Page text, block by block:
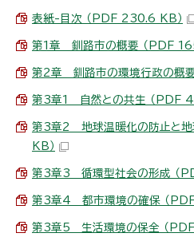
表紙-目次 （PDF 230.6 KB）
第1章 釧路市の概要 （PDF
第2章 釧路市の環境行政の概
第3章1 自然との共生 （PDF
第3章2 地球温暖化の防止と
KB）
第3章3 循環型社会の形成 （
第3章4 都市環境の確保 （
第3章5 生活環境の保全 （PDF